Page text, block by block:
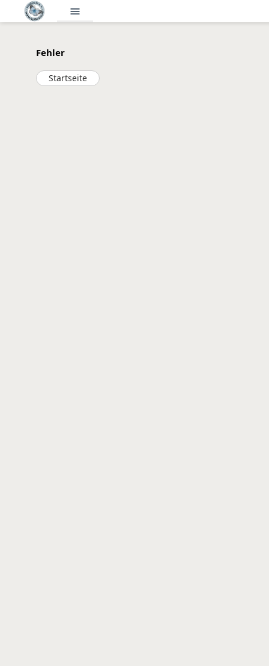
menu
Fehler
Startseite